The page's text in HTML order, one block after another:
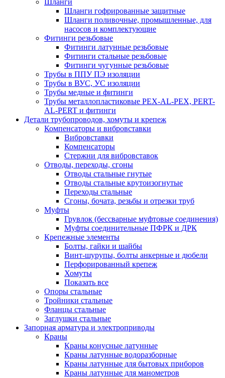
Шланги
Шланги гофрированные защитные
Шланги поливочные, промышленные, для
насосов и комплектующие
Фитинги резьбовые
Фитинги латунные резьбовые
Фитинги стальные резьбовые
Фитинги чугунные резьбовые
Трубы в ППУ ПЭ изоляции
Трубы в ВУС, УС изоляции
Трубы медные и фитинги
Трубы металлопластиковые PEX-AL-PEX, PERT-
AL-PERT и фитинги
Детали трубопроводов, хомуты и крепеж
Компенсаторы и вибровставки
Вибровставки
Компенсаторы
Стержни для вибровставок
Отводы, переходы, сгоны
Отводы стальные гнутые
Отводы стальные крутоизогнутые
Переходы стальные
Сгоны, бочата, резьбы и отрезки труб
Муфты
Грувлок (бессварные муфтовые соединения)
Муфты соединительные ПФРК и ДРК
Крепежные элементы
Болты, гайки и шайбы
Винт-шурупы, болты анкерные и дюбели
Перфорированный крепеж
Хомуты
Показать все
Опоры стальные
Тройники стальные
Фланцы стальные
Заглушки стальные
Запорная арматура и электроприводы
Краны
Краны конусные латунные
Краны латунные водоразборные
Краны латунные для бытовых приборов
Краны латунные для манометров